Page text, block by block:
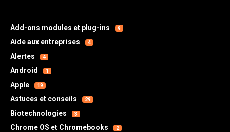
Add-ons modules et plug-ins 9
Aide aux entreprises 4
Alertes 4
Android 1
Apple 19
Astuces et conseils 29
Biotechnologies 3
Chrome OS et Chromebooks 2